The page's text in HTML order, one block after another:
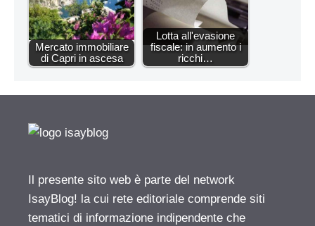
Mercato immobiliare
di Capri in ascesa
Lotta all'evasione
fiscale: in aumento i
ricchi…
Il presente sito web è parte del network
IsayBlog! la cui rete editoriale comprende siti
tematici di informazione indipendente che